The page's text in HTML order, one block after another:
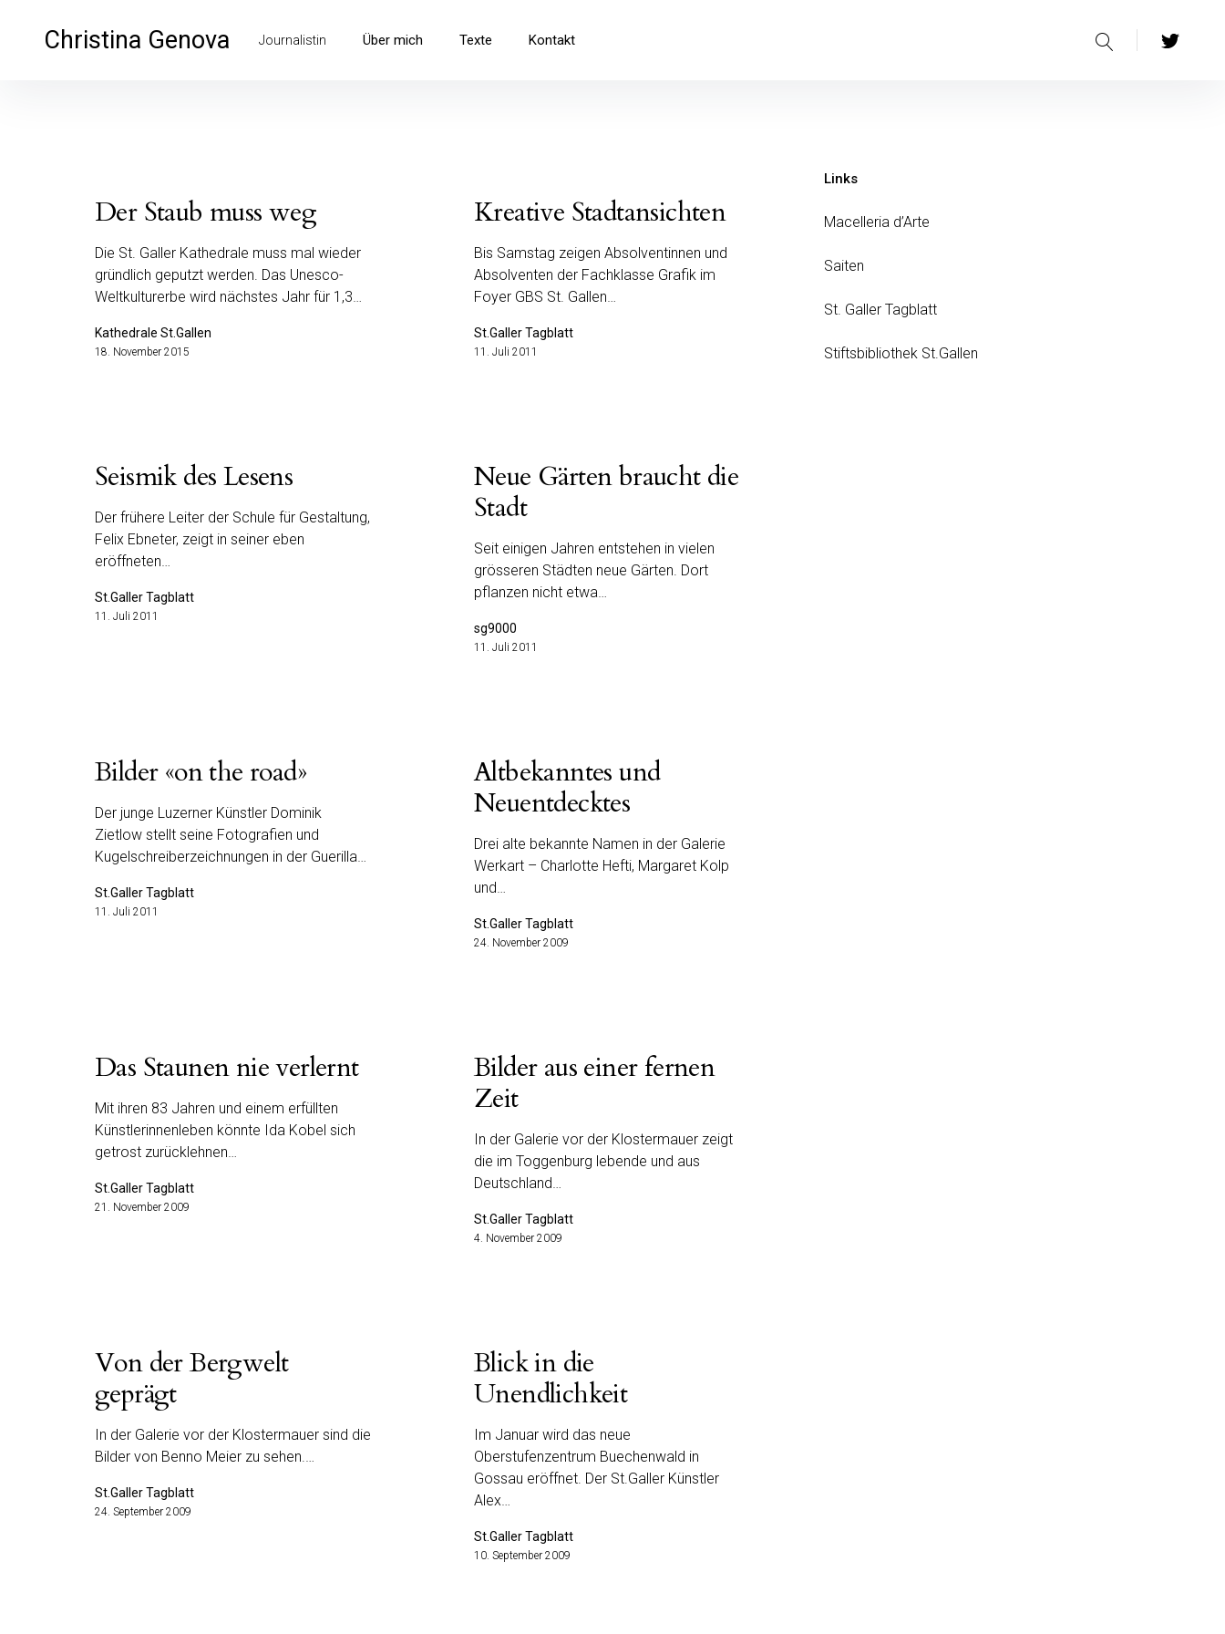
überspringenChristina Genova Journalistin Über mich Texte Kontakt Twiiter
Beiträge
Der Staub muss weg
Die St. Galler Kathedrale muss mal wieder
gründlich geputzt werden. Das Unesco-
Weltkulturerbe wird nächstes Jahr für 1,3…
Kathedrale St.Gallen
18. November 2015
Kreative Stadtansichten
Bis Samstag zeigen Absolventinnen und
Absolventen der Fachklasse Grafik im
Foyer GBS St. Gallen…
St.Galler Tagblatt
11. Juli 2011
Seismik des Lesens
Der frühere Leiter der Schule für Gestaltung,
Felix Ebneter, zeigt in seiner eben
eröffneten…
St.Galler Tagblatt
11. Juli 2011
Neue Gärten braucht die
Stadt
Seit einigen Jahren entstehen in vielen
grösseren Städten neue Gärten. Dort
pflanzen nicht etwa…
sg9000
11. Juli 2011
Bilder «on the road»
Der junge Luzerner Künstler Dominik
Zietlow stellt seine Fotografien und
Kugelschreiberzeichnungen in der Guerilla…
St.Galler Tagblatt
11. Juli 2011
Altbekanntes und
Neuentdecktes
Drei alte bekannte Namen in der Galerie
Werkart – Charlotte Hefti, Margaret Kolp
und…
St.Galler Tagblatt
24. November 2009
Das Staunen nie verlernt
Mit ihren 83 Jahren und einem erfüllten
Künstlerinnenleben könnte Ida Kobel sich
getrost zurücklehnen…
St.Galler Tagblatt
21. November 2009
Bilder aus einer fernen
Zeit
In der Galerie vor der Klostermauer zeigt
die im Toggenburg lebende und aus
Deutschland…
St.Galler Tagblatt
4. November 2009
Von der Bergwelt
geprägt
In der Galerie vor der Klostermauer sind die
Bilder von Benno Meier zu sehen.…
St.Galler Tagblatt
24. September 2009
Blick in die
Unendlichkeit
Im Januar wird das neue
Oberstufenzentrum Buechenwald in
Gossau eröffnet. Der St.Galler Künstler
Alex…
St.Galler Tagblatt
10. September 2009
Links
Macelleria d’Arte
Saiten
St. Galler Tagblatt
Stiftsbibliothek St.Gallen